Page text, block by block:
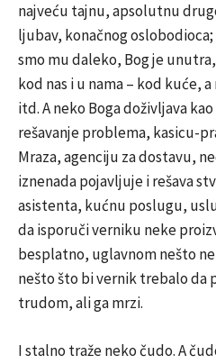
najveću tajnu, apsolutnu
ljubav, konačnog
smo mu daleko, Bog je
kod nas i u nama – kod kuće,
itd. A neko Boga doživljava
rešavanje problema, kasicu-
Mraza, agenciju za dostavu,
iznenada pojavljuje i rešava
asistenta, kućnu poslugu,
da isporuči verniku neke
besplatno, uglavnom nešto
nešto što bi vernik trebalo da
trudom, ali ga mrzi.
I stalno traže neko čudo. A